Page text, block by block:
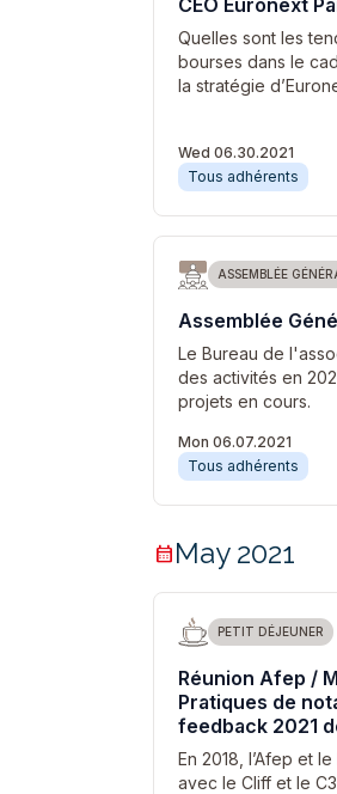
CEO Euronext
Quelles sont les
bourses dans le
la stratégie
Wed 06.30.2021
Tous adhérents
ASSEMBLÉE
Assemblée
Le Bureau de
des activités en
projets en cours.
Mon 06.07.2021
Tous adhérents
calendar_monthMay 2021
PETIT DÉJEUNER
Réunion Afep /
Pratiques de
feedback 2021
En 2018, l’Afep et
avec le Cliff et le